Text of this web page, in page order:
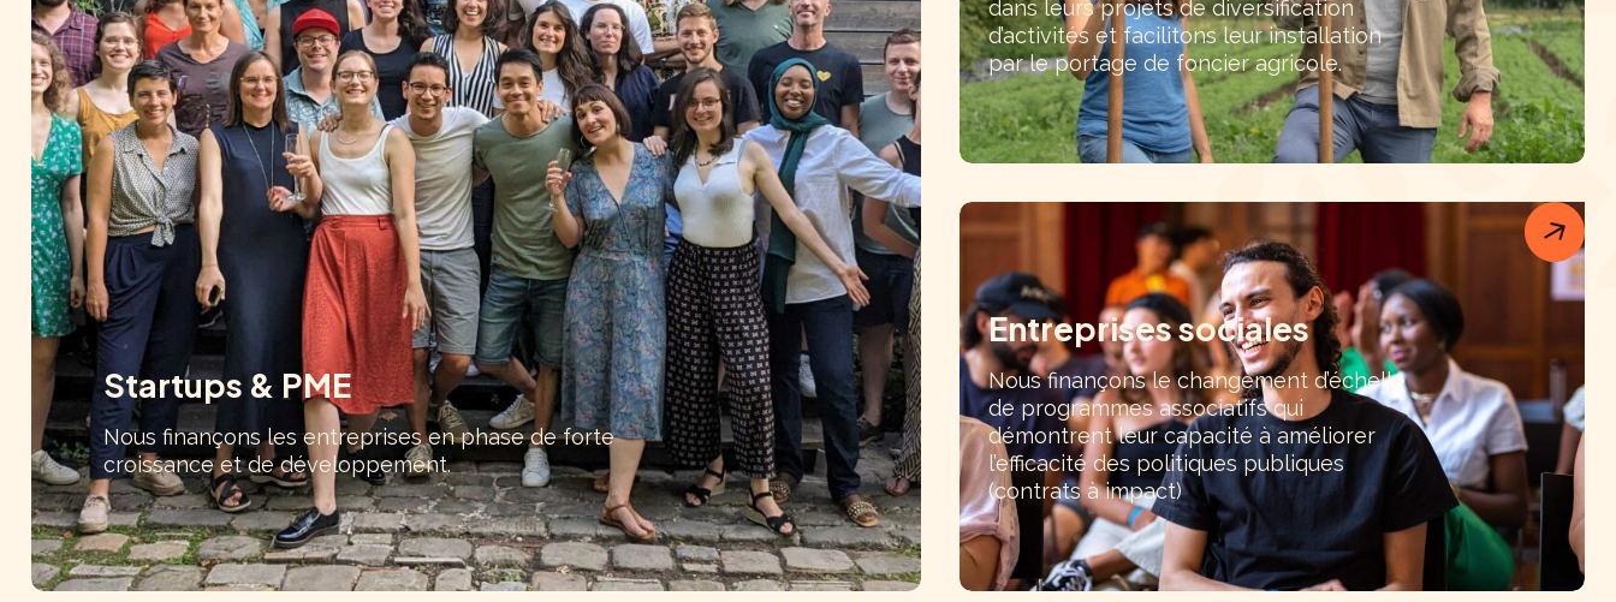
Startups & PME
Nous finançons les entreprises en phase de forte
croissance et de développement.
dans leurs projets de diversification
d’activités et facilitons leur installation
par le portage de foncier agricole.
Entreprises sociales
Nous finançons le changement d’échelle
de programmes associatifs qui
démontrent leur capacité à améliorer
l’efficacité des politiques publiques
(contrats à impact)